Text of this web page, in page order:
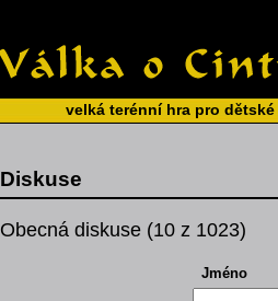
velká terénní hra pro
Diskuse
Obecná diskuse (10 z 1023)
Jméno